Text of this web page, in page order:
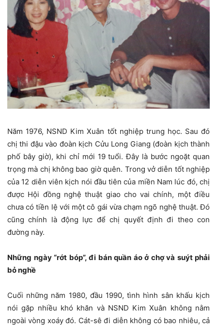
Năm 1976, NSND Kim Xuân tốt nghiệp trung học. Sau đó
chị thi đậu vào đoàn kịch Cửu Long Giang (đoàn kịch thành
phố bây giờ), khi chỉ mới 19 tuổi. Đây là bước ngoặt quan
trọng mà chị không bao giờ quên. Trong vở diễn tốt nghiệp
của 12 diễn viên kịch nói đầu tiên của miền Nam lúc đó, chị
được Hội đồng nghệ thuật giao cho vai chính, một điều
chưa có tiền lệ với một cô gái vừa chạm ngõ nghệ thuật. Đó
cũng chính là động lực để chị quyết định đi theo con
đường này.
Những ngày “rớt bóp”, đi bán quần áo ở chợ và suýt phải
bỏ nghề
Cuối những năm 1980, đầu 1990, tình hình sân khấu kịch
nói gặp nhiều khó khăn và NSND Kim Xuân không nằm
ngoài vòng xoáy đó. Cát-sê đi diễn không có bao nhiêu, cả